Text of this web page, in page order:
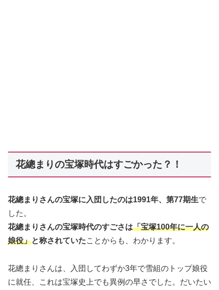
花總まりの宝塚時代はすごかった？！
花總まりさんの宝塚に入団したのは1991年、第77期生で
した。
花總まりさんの宝塚時代のすごさは「宝塚100年に一人の
娘役」と称されていたことからも、わかります。
花總まりさんは、入団してわずか3年で雪組のトップ娘役
に就任、これは宝塚史上でも異例の早さでした。だいたい